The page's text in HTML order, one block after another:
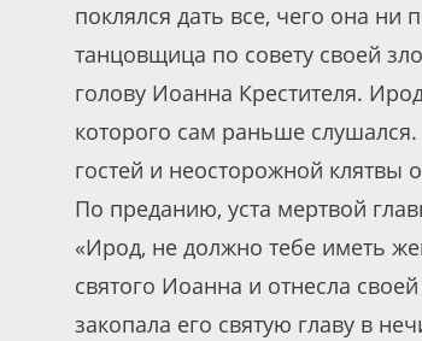
поклялся дать все, чего она ни
танцовщица по совету своей
голову Иоанна Крестителя.
которого сам раньше
гостей и неосторожной клятвы
По преданию, уста мертвой
«Ирод, не должно тебе иметь
святого Иоанна и отнесла
закопала его святую главу в